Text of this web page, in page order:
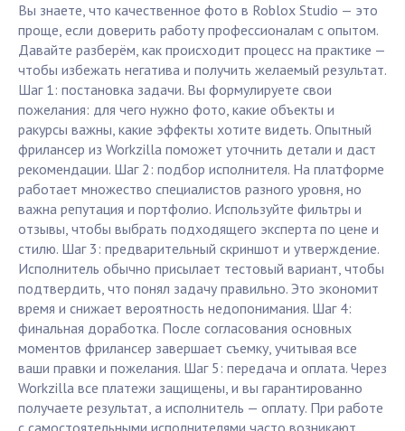
Вы знаете, что качественное фото в Roblox Studio — это
проще, если доверить работу профессионалам с опытом.
Давайте разберём, как происходит процесс на практике —
чтобы избежать негатива и получить желаемый результат.
Шаг 1: постановка задачи. Вы формулируете свои
пожелания: для чего нужно фото, какие объекты и
ракурсы важны, какие эффекты хотите видеть. Опытный
фрилансер из Workzilla поможет уточнить детали и даст
рекомендации. Шаг 2: подбор исполнителя. На платформе
работает множество специалистов разного уровня, но
важна репутация и портфолио. Используйте фильтры и
отзывы, чтобы выбрать подходящего эксперта по цене и
стилю. Шаг 3: предварительный скриншот и утверждение.
Исполнитель обычно присылает тестовый вариант, чтобы
подтвердить, что понял задачу правильно. Это экономит
время и снижает вероятность недопонимания. Шаг 4:
финальная доработка. После согласования основных
моментов фрилансер завершает съемку, учитывая все
ваши правки и пожелания. Шаг 5: передача и оплата. Через
Workzilla все платежи защищены, и вы гарантированно
получаете результат, а исполнитель — оплату. При работе